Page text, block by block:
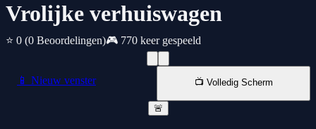
Vrolijke verhuiswagen
⭐ 0 (0 Beoordelingen)🎮 770 keer gespeeld
📱 Nieuw venster 📺 Volledig Scherm
🚨